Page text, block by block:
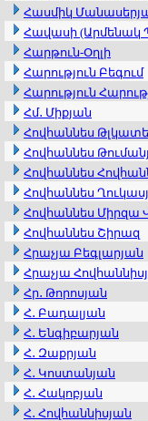
Հասմիկ
Հավասի (Արմենակ
Հարթուն-Օղլի
Հարություն Բեգում
Հարություն
Հմ․ Միքյան
Հովհաննես
Հովհաննես
Հովհաննես
Հովհաննես
Հովհաննես Միրզա
Հովհաննես Շիրազ
Հրաչյա Բեգլարյան
Հրաչյա
Հր․ Թորոսյան
Հ․ Բադալյան
Հ․ Ենգիբարյան
Հ․ Զաքրյան
Հ․ Կոստանյան
Հ․ Հակոբյան
Հ․ Հովհաննիսյան